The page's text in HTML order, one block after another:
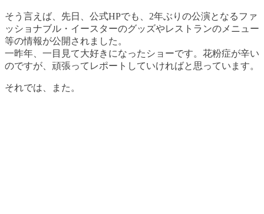
そう言えば、先日、公式HPでも、2年ぶりの公演となるファ
ッショナブル・イースターのグッズやレストランのメニュー
等の情報が公開されました。
一昨年、一目見て大好きになったショーです。花粉症が辛い
のですが、頑張ってレポートしていければと思っています。
それでは、また。